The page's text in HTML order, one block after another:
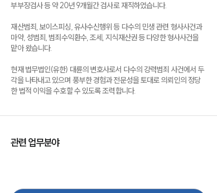
부부장검사 등 약 20년 9개월간 검사로 재직하였습니다.
재산범죄, 보이스피싱, 유사수신행위 등 다수의 민생 관련 형사사건과
마약, 성범죄, 범죄수익환수, 조세, 지식재산권 등 다양한 형사사건을
맡아 왔습니다.
현재 법무법인(유한) 대륜의 변호사로서 다수의 강력범죄 사건에서 두
각을 나타내고 있으며 풍부한 경험과 전문성을 토대로 의뢰인의 정당
한 법적 이익을 수호할 수 있도록 조력합니다.
관련 업무분야